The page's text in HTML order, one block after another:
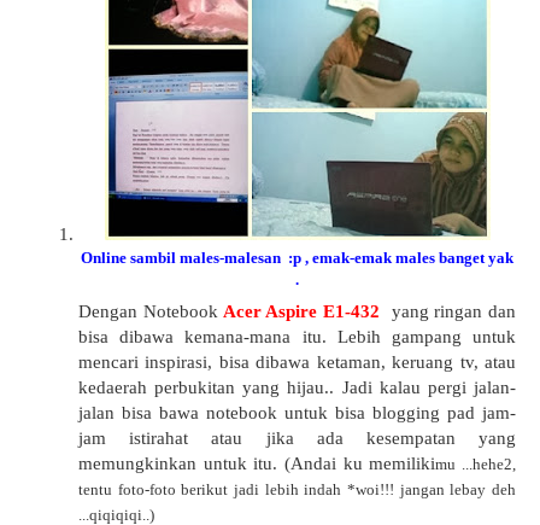
Online sambil males-malesan :p , emak-emak males banget yak
.
Dengan Notebook Acer Aspire E1-432
yang ringan dan
bisa dibawa kemana-mana itu. Lebih gampang untuk
mencari inspirasi, bisa dibawa ketaman, keruang tv, atau
kedaerah perbukitan yang hijau.. Jadi kalau pergi jalan-
jalan bisa bawa notebook untuk bisa blogging pad jam-
jam istirahat atau jika ada kesempatan yang
memungkinkan untuk itu. (Andai ku memilikimu ...hehe2,
tentu foto-foto berikut jadi lebih indah *woi!!! jangan lebay deh
...qiqiqiqi..)